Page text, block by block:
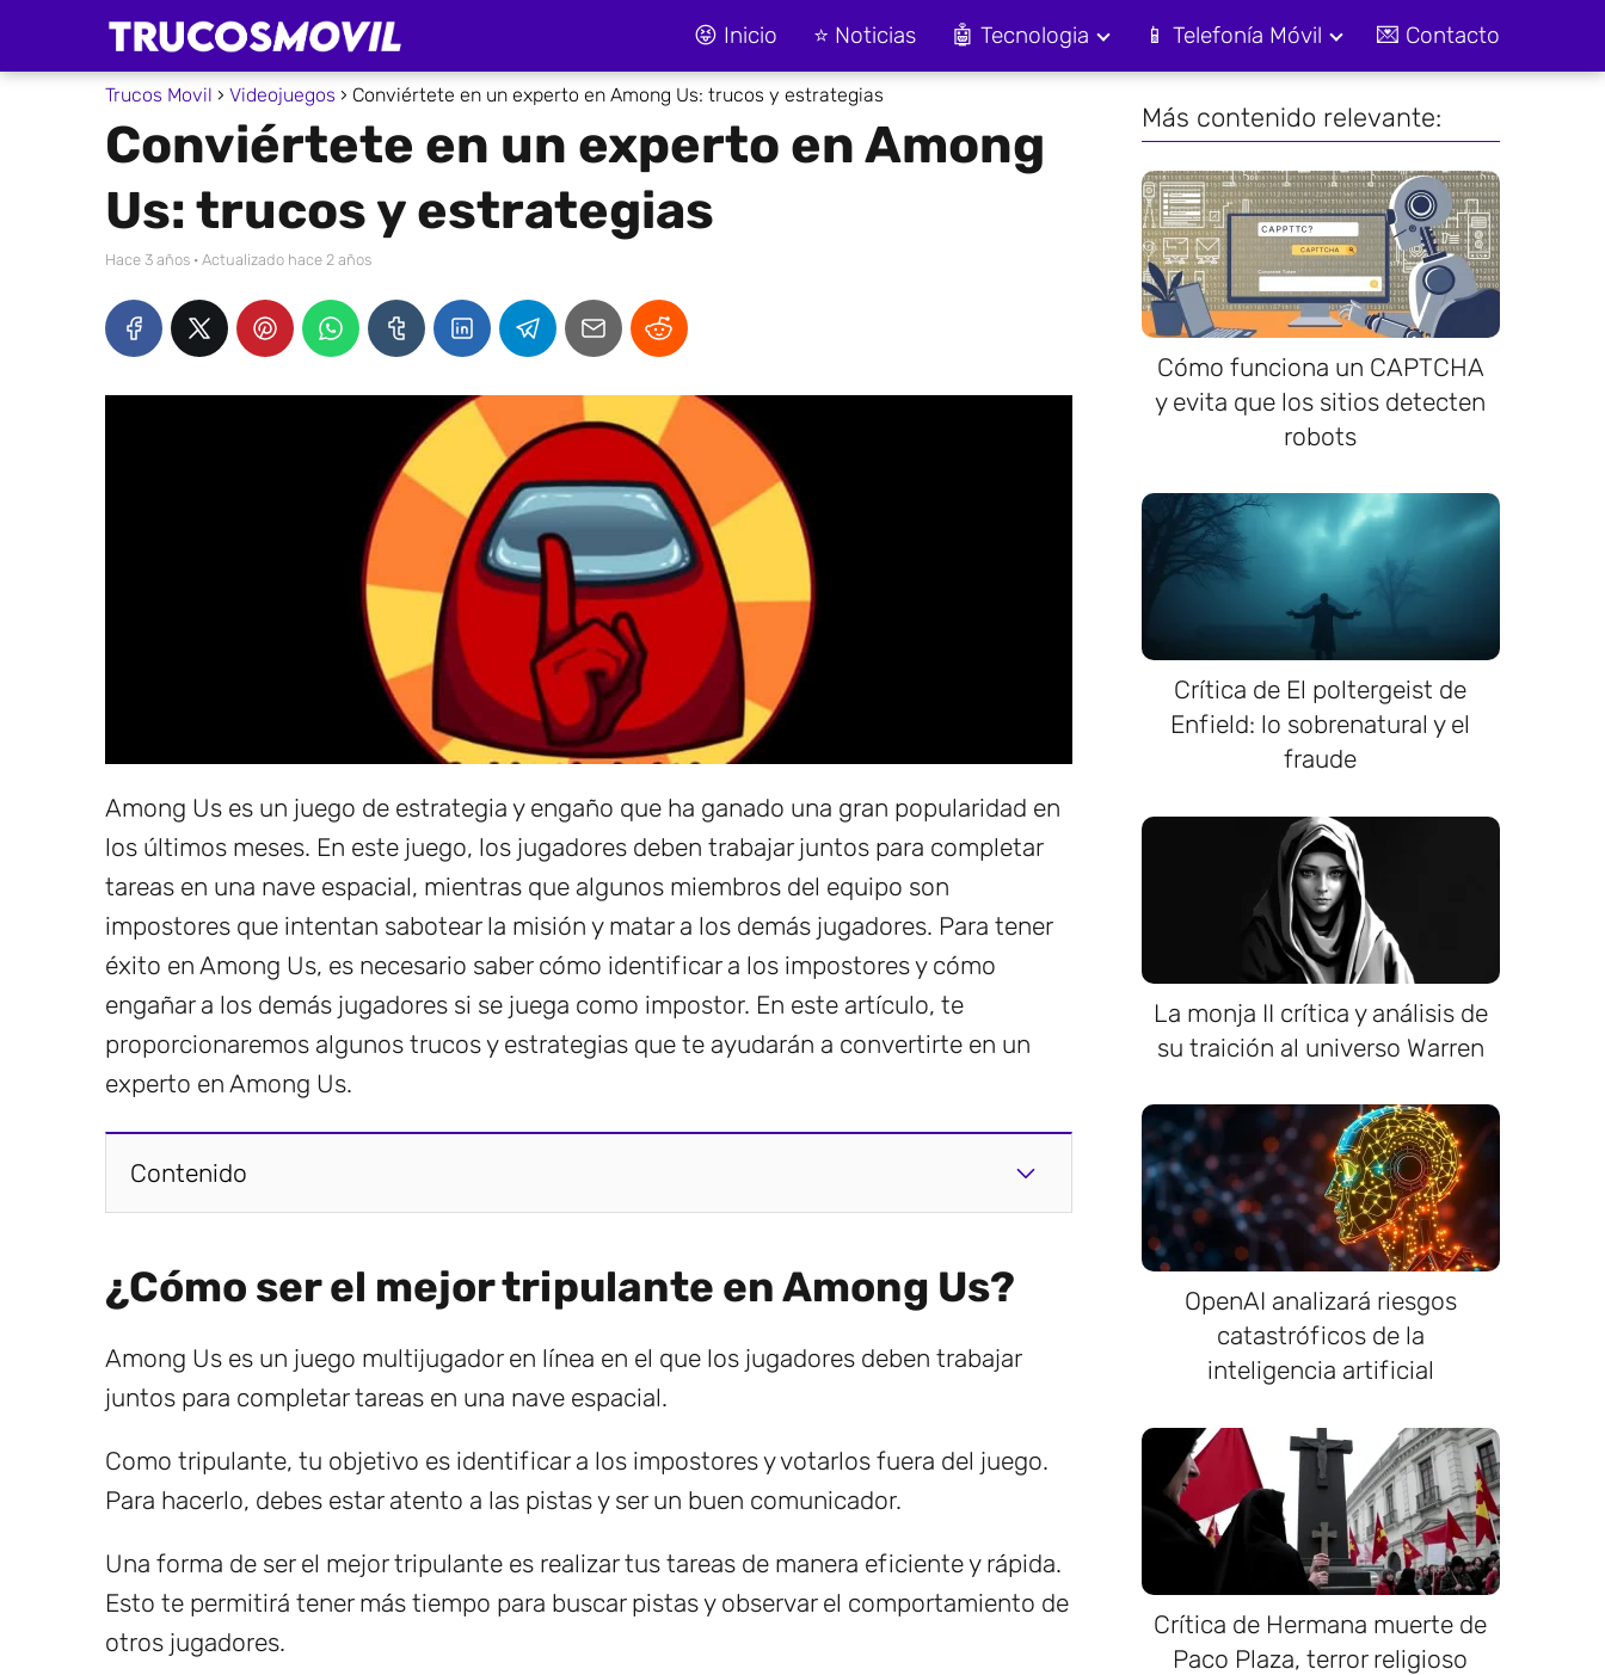
😝 Inicio ⭐ Noticias 🤖 Tecnologia 📱 Telefonía Móvil 💌 Contacto
Trucos Movil Videojuegos Conviértete en un experto en Among Us: trucos y estrategias
Conviértete en un experto en Among
Us: trucos y estrategias
hace 3 años · Actualizado hace 2 años
Among Us es un juego de estrategia y engaño que ha ganado una gran popularidad en
los últimos meses. En este juego, los jugadores deben trabajar juntos para completar
tareas en una nave espacial, mientras que algunos miembros del equipo son
impostores que intentan sabotear la misión y matar a los demás jugadores. Para tener
éxito en Among Us, es necesario saber cómo identificar a los impostores y cómo
engañar a los demás jugadores si se juega como impostor. En este artículo, te
proporcionaremos algunos trucos y estrategias que te ayudarán a convertirte en un
experto en Among Us.
Contenido
¿Cómo ser el mejor tripulante en Among Us?
Among Us es un juego multijugador en línea en el que los jugadores deben trabajar
juntos para completar tareas en una nave espacial.
Como tripulante, tu objetivo es identificar a los impostores y votarlos fuera del juego.
Para hacerlo, debes estar atento a las pistas y ser un buen comunicador.
Una forma de ser el mejor tripulante es realizar tus tareas de manera eficiente y rápida.
Esto te permitirá tener más tiempo para buscar pistas y observar el comportamiento de
otros jugadores.
Más contenido relevante:
Cómo funciona un CAPTCHA
y evita que los sitios detecten
robots
Crítica de El poltergeist de
Enfield: lo sobrenatural y el
fraude
La monja II crítica y análisis de
su traición al universo Warren
OpenAI analizará riesgos
catastróficos de la
inteligencia artificial
Crítica de Hermana muerte de
Paco Plaza, terror religioso